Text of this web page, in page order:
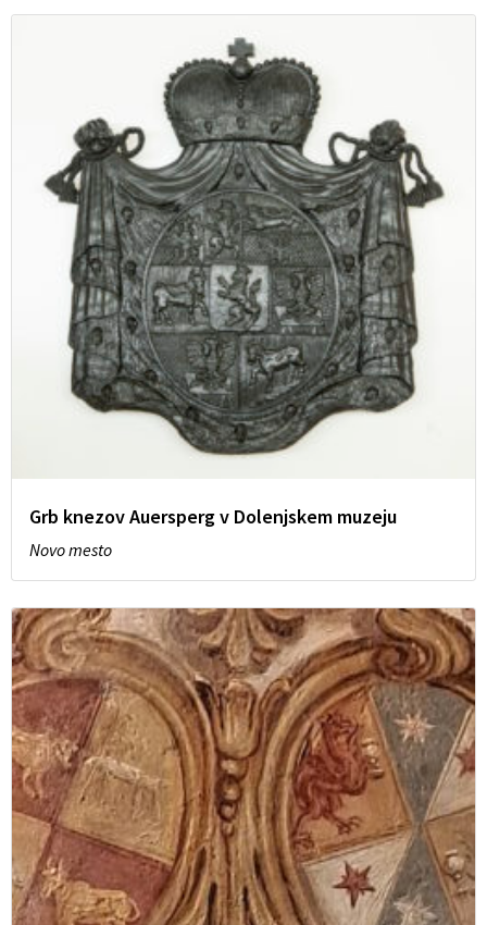
Grb knezov Auersperg v Dolenjskem muzeju
Novo mesto